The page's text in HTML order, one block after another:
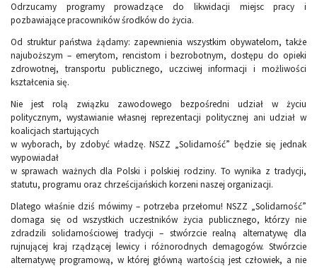
Odrzucamy programy prowadzące do likwidacji miejsc pracy i
pozbawiające pracowników środków do życia.
Od struktur państwa żądamy: zapewnienia wszystkim obywatelom, także
najuboższym – emerytom, rencistom i bezrobotnym, dostępu do opieki
zdrowotnej, transportu publicznego, uczciwej informacji i możliwości
kształcenia się.
Nie jest rolą związku zawodowego bezpośredni udział w życiu
politycznym, wystawianie własnej reprezentacji politycznej ani udział w
koalicjach startujących
w wyborach, by zdobyć władzę. NSZZ „Solidarność” będzie się jednak
wypowiadał
w sprawach ważnych dla Polski i polskiej rodziny. To wynika z tradycji,
statutu, programu oraz chrześcijańskich korzeni naszej organizacji.
Dlatego właśnie dziś mówimy – potrzeba przełomu! NSZZ „Solidarność”
domaga się od wszystkich uczestników życia publicznego, którzy nie
zdradzili solidarnościowej tradycji – stwórzcie realną alternatywę dla
rujnującej kraj rządzącej lewicy i różnorodnych demagogów. Stwórzcie
alternatywę programową, w której główną wartością jest człowiek, a nie